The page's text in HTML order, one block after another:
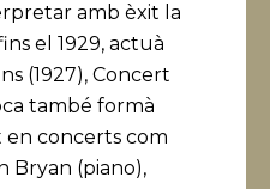
amb èxit la
el 1929, actuà
(1927), Concert
també formà
concerts com
Bryan (piano),